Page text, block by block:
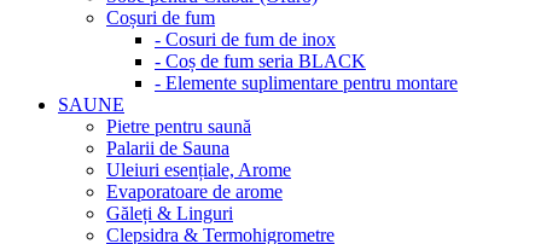
Coșuri de fum
- Cosuri de fum de inox
- Coș de fum seria BLACK
- Elemente suplimentare pentru montare
SAUNE
Pietre pentru saună
Palarii de Sauna
Uleiuri esențiale, Arome
Evaporatoare de arome
Găleți & Linguri
Clepsidra & Termohigrometre